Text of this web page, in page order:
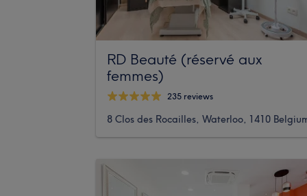
RD Beauté (réservé aux
femmes)
235 reviews
8 Clos des Rocailles, Waterloo, 1410